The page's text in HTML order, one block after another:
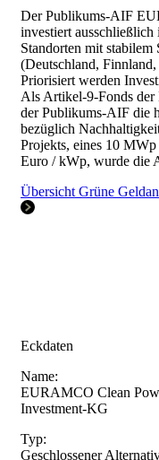
Der Publikums-AIF
investiertausschließlich
Standorten mit stabilem
(Deutschland,
Priorisiert werden
Als Artikel-9-Fonds
der Publikums-AIF die
bezüglich
Projekts, eines 10
Euro / kWp, wurde die
Übersicht Grüne
Eckdaten
Name:
EURAMCO Clean
Investment-KG
Typ:
Geschlossener